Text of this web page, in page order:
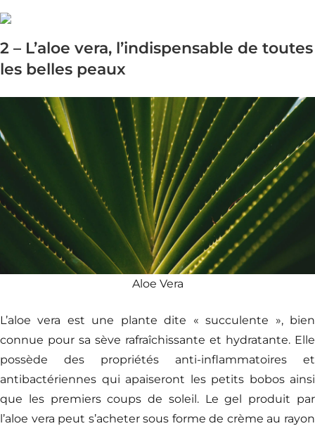
2 – L’aloe vera, l’indispensable de toutes
les belles peaux
Aloe Vera
L’aloe vera est une plante dite « succulente », bien
connue pour sa sève rafraîchissante et hydratante. Elle
possède des propriétés anti-inflammatoires et
antibactériennes qui apaiseront les petits bobos ainsi
que les premiers coups de soleil. Le gel produit par
l’aloe vera peut s’acheter sous forme de crème au rayon